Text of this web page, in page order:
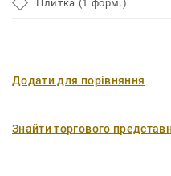
Плитка (1 форм.)
Додати для порівняння
Знайти торгового